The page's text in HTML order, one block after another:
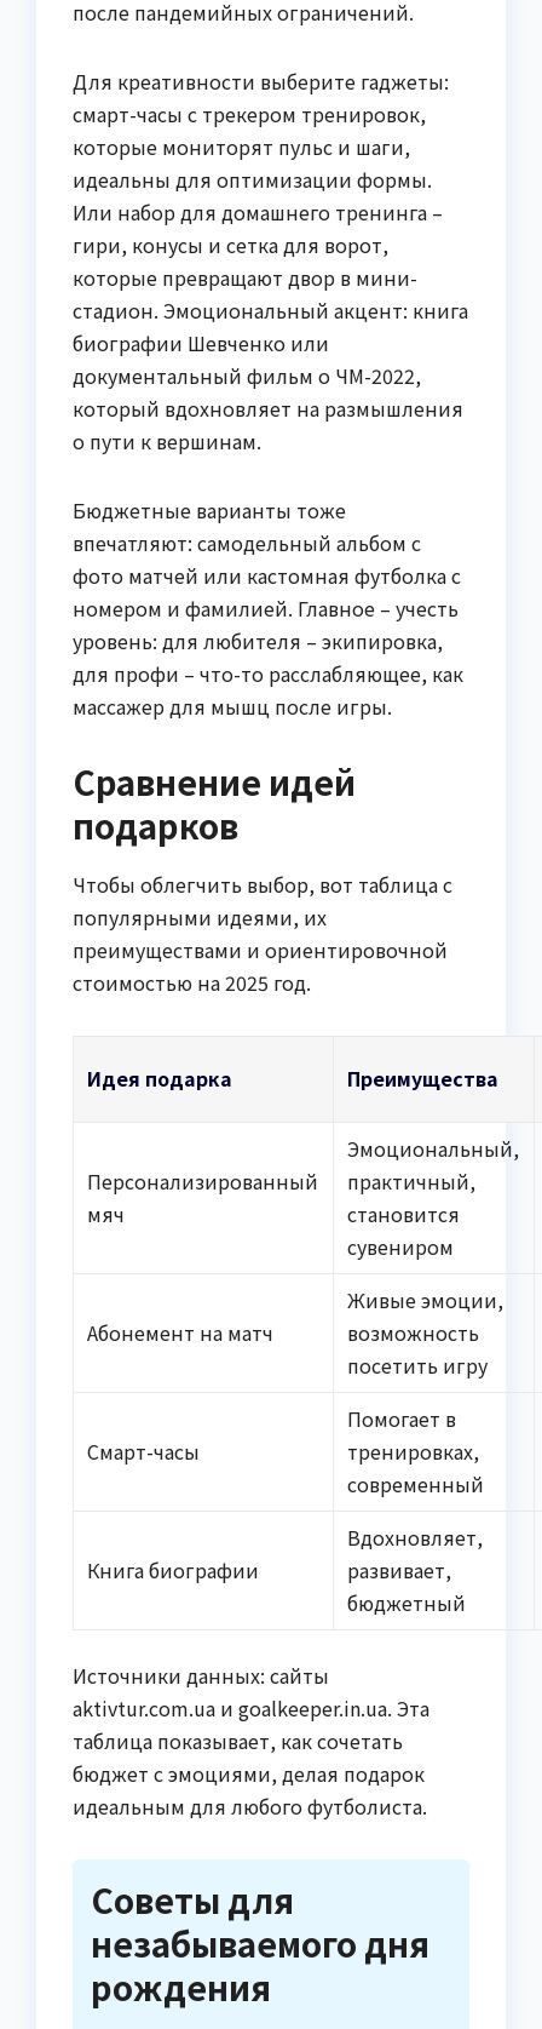
после пандемийных ограничений.
Для креативности выберите гаджеты:
смарт-часы с трекером тренировок,
которые мониторят пульс и шаги,
идеальны для оптимизации формы.
Или набор для домашнего тренинга –
гири, конусы и сетка для ворот,
которые превращают двор в мини-
стадион. Эмоциональный акцент: книга
биографии Шевченко или
документальный фильм о ЧМ-2022,
который вдохновляет на размышления
о пути к вершинам.
Бюджетные варианты тоже
впечатляют: самодельный альбом с
фото матчей или кастомная футболка с
номером и фамилией. Главное – учесть
уровень: для любителя – экипировка,
для профи – что-то расслабляющее, как
массажер для мышц после игры.
Сравнение идей
подарков
Чтобы облегчить выбор, вот таблица с
популярными идеями, их
преимуществами и ориентировочной
стоимостью на 2025 год.
Идея подарка Преимущества
Персонализированный
мяч
Эмоциональный,
практичный,
становится
сувениром
Абонемент на матч
Живые эмоции,
возможность
посетить игру
Смарт-часы
Помогает в
тренировках,
современный
Книга биографии
Вдохновляет,
развивает,
бюджетный
Источники данных: сайты
aktivtur.com.ua и goalkeeper.in.ua. Эта
таблица показывает, как сочетать
бюджет с эмоциями, делая подарок
идеальным для любого футболиста.
Советы для
незабываемого дня
рождения